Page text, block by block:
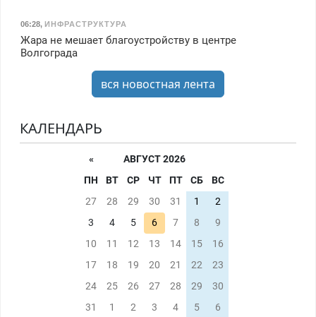
06:28, ИНФРАСТРУКТУРА
Жара не мешает благоустройству в центре
Волгограда
вся новостная лента
КАЛЕНДАРЬ
«
АВГУСТ 2026
ПН
ВТ СР ЧТ ПТ СБ
ВС
27
28 29 30 31 1
2
3
4 5 6 7 8
9
10
11 12 13 14 15
16
17
18 19 20 21 22
23
24
25 26 27 28 29
30
31
1 2 3 4 5 6